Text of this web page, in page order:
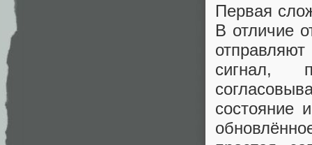
Первая
В отличие
сигнал,
состояние